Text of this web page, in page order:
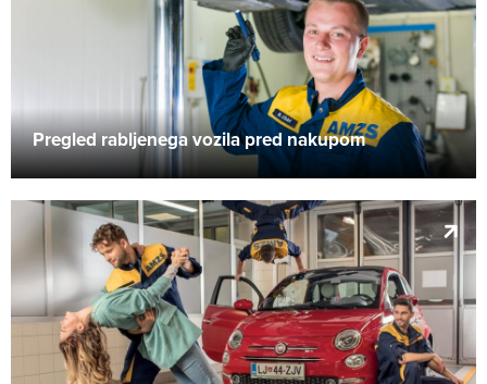
Pregled rabljenega vozila pred nakupom